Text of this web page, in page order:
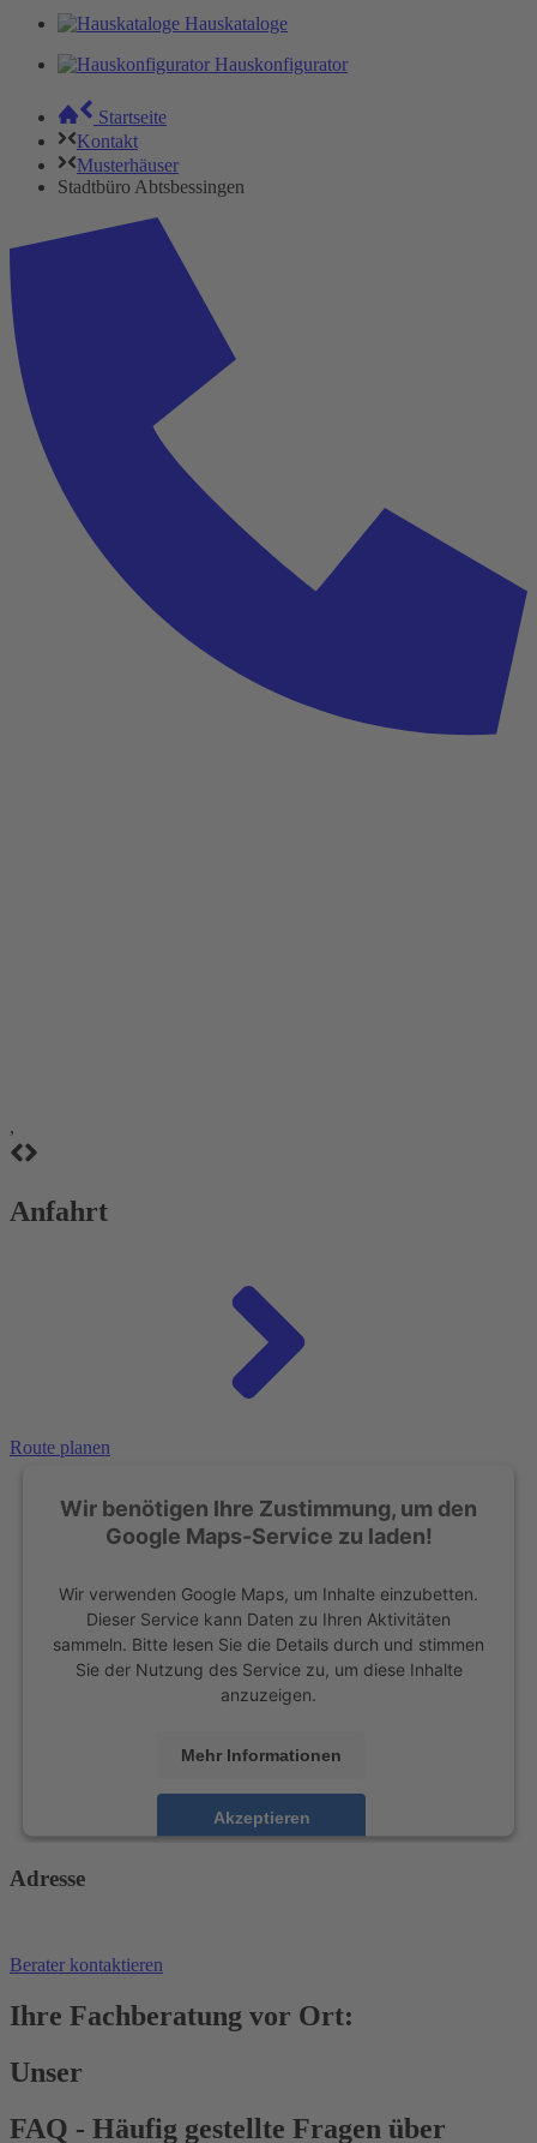
Hauskataloge
Hauskonfigurator
Startseite
Kontakt
Musterhäuser
Stadtbüro Abtsbessingen
,
Anfahrt
Route planen
Wir benötigen Ihre Zustimmung, um den
Google Maps-Service zu laden!
Wir verwenden Google Maps, um Inhalte einzubetten.
Dieser Service kann Daten zu Ihren Aktivitäten
sammeln. Bitte lesen Sie die Details durch und stimmen
Sie der Nutzung des Service zu, um diese Inhalte
anzuzeigen.
Mehr Informationen
Akzeptieren
Adresse
Berater kontaktieren
Ihre Fachberatung vor Ort:
Unser
FAQ - Häufig gestellte Fragen über